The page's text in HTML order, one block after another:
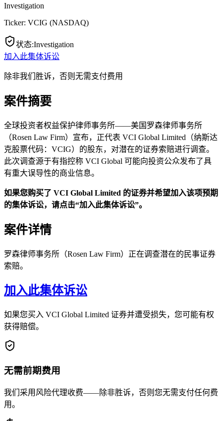
Investigation
Ticker: VCIG (NASDAQ)
状态:Investigation
加入此集体诉讼
除非我们胜诉，否则无需支付费用
案件摘要
全球投资者权益保护律师事务所——美国罗森律师事务所
（Rosen Law Firm）宣布，正代表 VCI Global Limited（纳斯达
克股票代码：VCIG）的股东，对潜在的证券索赔进行调查。
此次调查源于有指控称 VCI Global 可能向投资公众发布了具
有重大误导性的商业信息。
如果您购买了 VCI Global Limited 的证券并希望加入该项预期
的集体诉讼，请点击“加入此集体诉讼”。
案件详情
罗森律师事务所（Rosen Law Firm）正在调查潜在的民事证券
索赔。
加入此集体诉讼
如果您买入 VCI Global Limited 证券并遭受损失，您可能有权
获得赔偿。
无需前期费用
我们采用风险代理收费——除非胜诉，否则您无需支付任何费
用。